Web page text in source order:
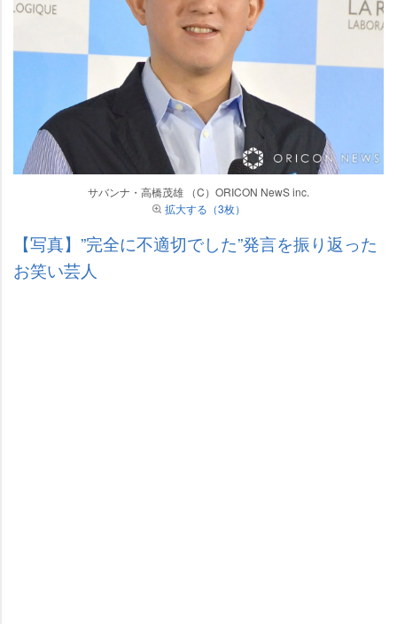
サバンナ・高橋茂雄 （C）ORICON NewS inc.
拡大する（3枚）
【写真】”完全に不適切でした”発言を振り返った
お笑い芸人